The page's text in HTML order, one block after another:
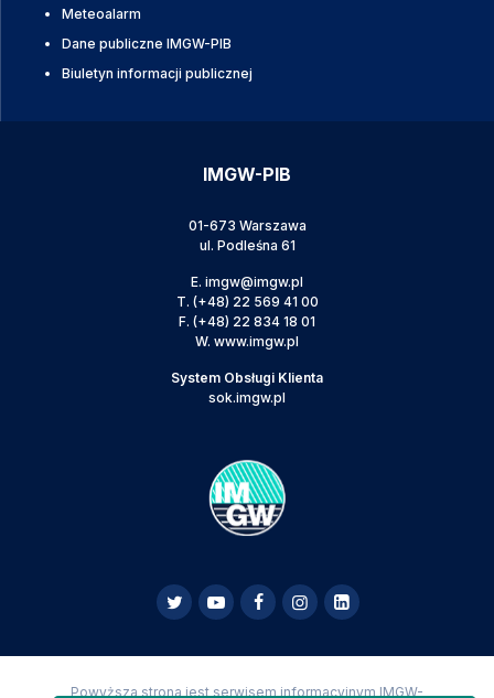
Meteoalarm
Dane publiczne IMGW-PIB
Biuletyn informacji publicznej
IMGW-PIB
01-673 Warszawa
ul. Podleśna 61
E. imgw@imgw.pl
T. (+48) 22 569 41 00
F. (+48) 22 834 18 01
W. www.imgw.pl
System Obsługi Klienta
sok.imgw.pl
Powyższa strona jest serwisem informacyjnym IMGW-